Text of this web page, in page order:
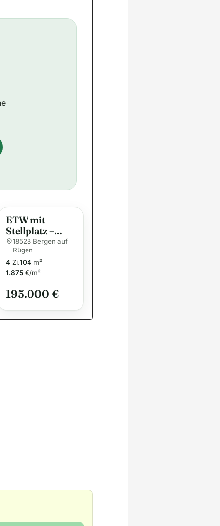
ETW mit
Stellplatz –
Sofort
Bezugsbereit!
18528 Bergen auf
Rügen
4 Zi.104 m²
1.875 €/m²
195.000 €